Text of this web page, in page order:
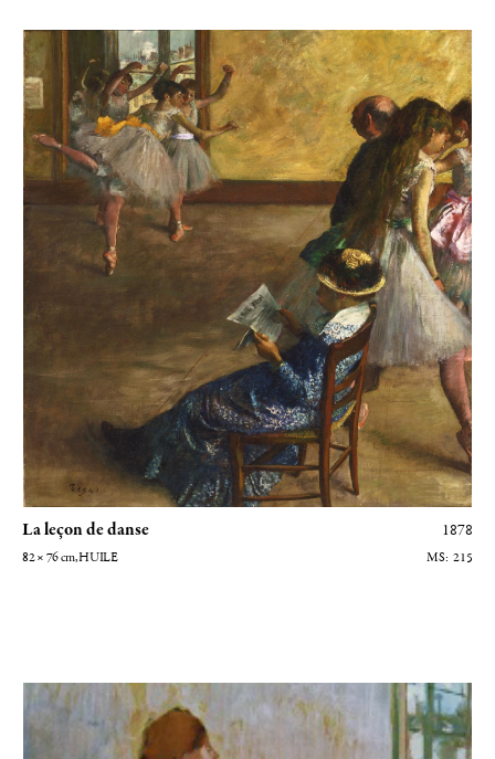
La leçon de danse
La leçon de danse 1878
82 × 76cm , HUILE 215
Danseuses au repos